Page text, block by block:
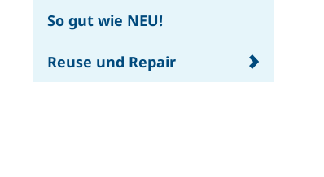
So gut wie NEU!
Reuse und Repair